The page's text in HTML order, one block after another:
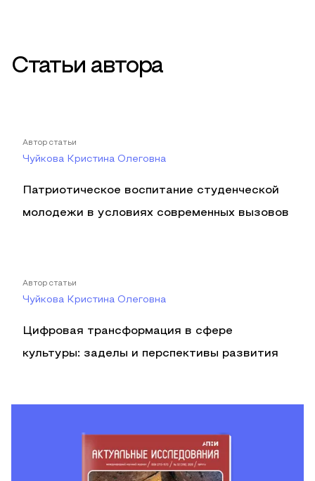
Статьи автора
Автор статьи
Чуйкова Кристина Олеговна
Патриотическое воспитание студенческой
молодежи в условиях современных вызовов
Автор статьи
Чуйкова Кристина Олеговна
Цифровая трансформация в сфере
культуры: заделы и перспективы развития